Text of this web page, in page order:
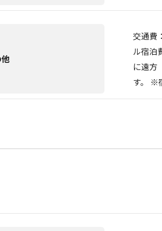
交通費
ル宿泊
に遠方
す。 ※